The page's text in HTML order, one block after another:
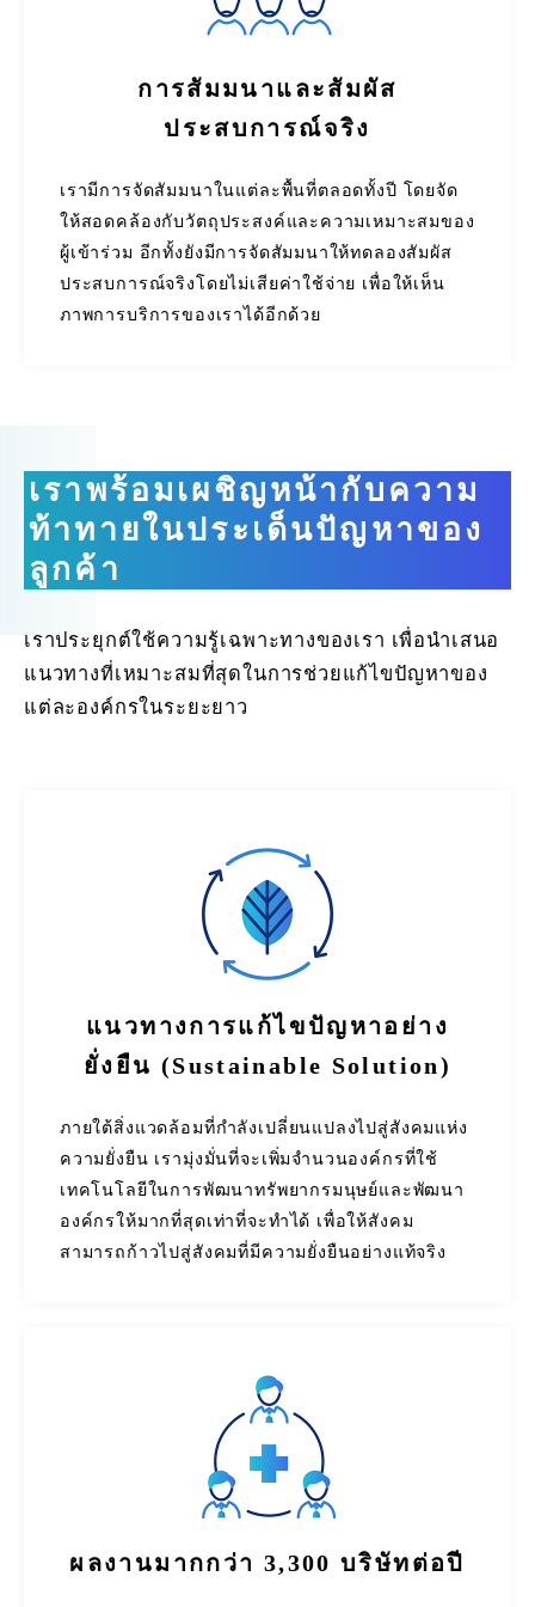
การสัมมนาและสัมผัส
ประสบการณ์จริง
เรามีการจัดสัมมนาในแต่ละพื้นที่ตลอดทั้งปี โดยจัด
ให้สอดคล้องกับวัตถุประสงค์และความเหมาะสมของ
ผู้เข้าร่วม อีกทั้งยังมีการจัดสัมมนาให้ทดลองสัมผัส
ประสบการณ์จริงโดยไม่เสียค่าใช้จ่าย เพื่อให้เห็น
ภาพการบริการของเราได้อีกด้วย
เราพร้อมเผชิญหน้ากับความ
ท้าทายในประเด็นปัญหาของ
ลูกค้า
เราประยุกต์ใช้ความรู้เฉพาะทางของเรา เพื่อนำเสนอ
แนวทางที่เหมาะสมที่สุดในการช่วยแก้ไขปัญหาของ
แต่ละองค์กรในระยะยาว
แนวทางการแก้ไขปัญหาอย่าง
ยั่งยืน (Sustainable Solution)
ภายใต้สิ่งแวดล้อมที่กำลังเปลี่ยนแปลงไปสู่สังคมแห่ง
ความยั่งยืน เรามุ่งมั่นที่จะเพิ่มจำนวนองค์กรที่ใช้
เทคโนโลยีในการพัฒนาทรัพยากรมนุษย์และพัฒนา
องค์กรให้มากที่สุดเท่าที่จะทำได้ เพื่อให้สังคม
สามารถก้าวไปสู่สังคมที่มีความยั่งยืนอย่างแท้จริง
ผลงานมากกว่า 3,300 บริษัทต่อปี